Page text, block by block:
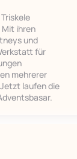
Mit ihren
und
für
mehrerer
laufen die